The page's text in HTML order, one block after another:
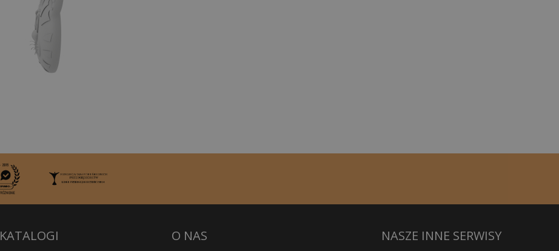
KATALOGI O NAS NASZE INNE SERWISY